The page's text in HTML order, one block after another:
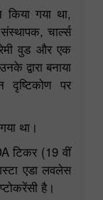
किया गया था,
चार्ल्स
वुड और एक
द्वारा बनाया
दृष्टिकोण पर
था।
टिकर (19 वीं
एडा लवलेस
है।